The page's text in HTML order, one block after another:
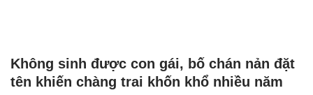
Không sinh được con gái, bố chán nản đặt
tên khiến chàng trai khốn khổ nhiều năm